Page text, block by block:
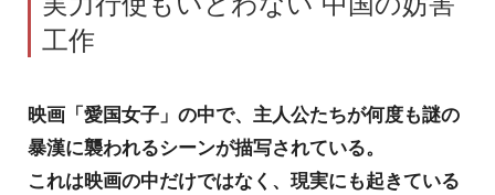
工作
映画「愛国女子」の中で、主人公たちが何度も謎の
暴漢に襲われるシーンが描写されている。
これは映画の中だけではなく、現実にも起きている